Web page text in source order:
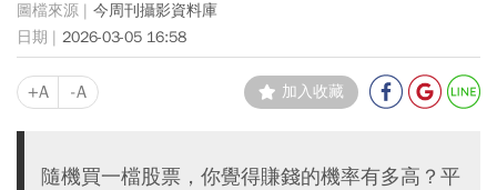
今周刊攝影資料庫
2026-03-05 16:58
+A -A 加入收藏
隨機買一檔股票，你覺得賺錢的機率有多高？平